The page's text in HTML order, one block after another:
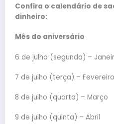
Confira o calendário de
dinheiro:
Mês do aniversário
6 de julho (segunda) –
7 de julho (terça) – Fevereiro
8 de julho (quarta) – Março
9 de julho (quinta) – Abril